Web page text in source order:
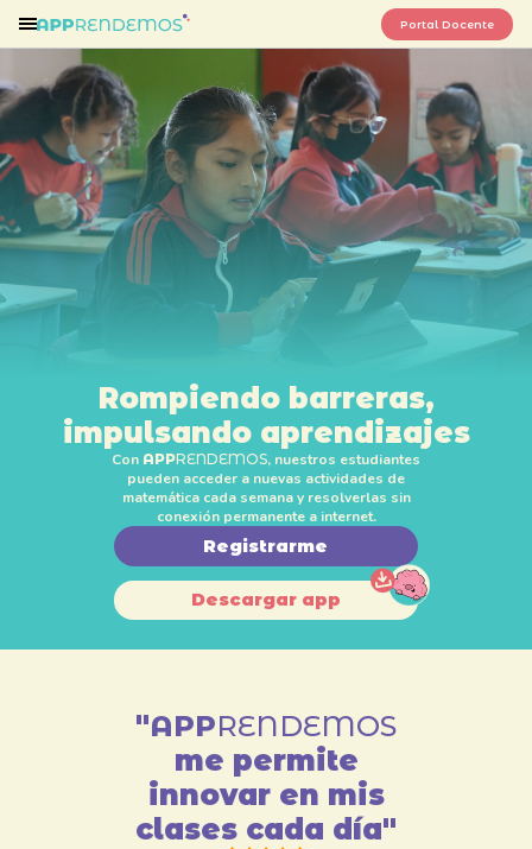
Portal Docente
Rompiendo barreras,
impulsando aprendizajes
Con APPRENDEMOS, nuestros estudiantes
pueden acceder a nuevas actividades de
matemática cada semana y resolverlas sin
conexión permanente a internet.
Registrarme
Descargar app
"APPRENDEMOS
me permite
innovar en mis
clases cada día"